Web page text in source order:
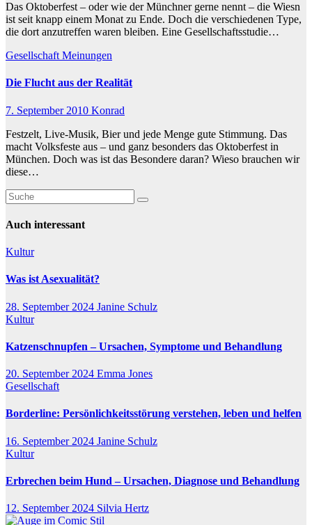
Das Oktoberfest – oder wie der Münchner gerne nennt – die Wiesn
ist seit knapp einem Monat zu Ende. Doch die verschiedenen Type,
die dort anzutreffen waren bleiben. Eine Gesellschaftsstudie…
Gesellschaft Meinungen
Die Flucht aus der Realität
7. September 2010 Konrad
Festzelt, Live-Musik, Bier und jede Menge gute Stimmung. Das
macht Volksfeste aus – und ganz besonders das Oktoberfest in
München. Doch was ist das Besondere daran? Wieso brauchen wir
diese…
Auch interessant
Kultur
Was ist Asexualität?
28. September 2024 Janine Schulz
Kultur
Katzenschnupfen – Ursachen, Symptome und Behandlung
20. September 2024 Emma Jones
Gesellschaft
Borderline: Persönlichkeitsstörung verstehen, leben und helfen
16. September 2024 Janine Schulz
Kultur
Erbrechen beim Hund – Ursachen, Diagnose und Behandlung
12. September 2024 Silvia Hertz